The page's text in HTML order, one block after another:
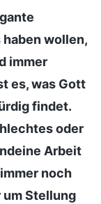
wollen,
immer
es, was Gott
findet.
oder
Arbeit
noch
um Stellung